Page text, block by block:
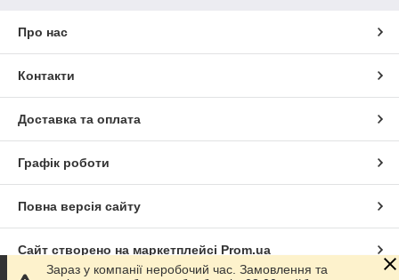
Про нас
Контакти
Доставка та оплата
Графік роботи
Повна версія сайту
Сайт створено на маркетплейсі Prom.ua
Зараз у компанії неробочий час. Замовлення та